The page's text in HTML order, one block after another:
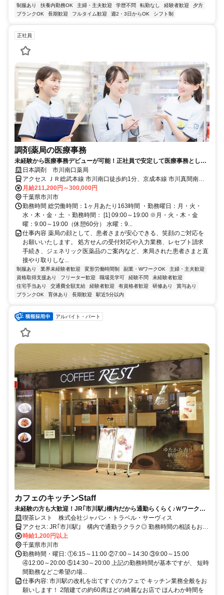
制服あり 扶養内勤務OK 主婦・主夫歓迎 学歴不問 転勤なし 経験者歓迎
夕方
ブランクOK
長期歓迎 フルタイム歓迎 週2・3日からOK シフト制
正社員
調剤薬局の医療事務
未経験から医療事務デビューが可能！正社員で安定して医療事務として
のキャリアを築いていただけます。
日本調剤 市川南口薬局
アクセス ＪＲ総武本線 市川南口徒歩約1分、京成本線 市川真間南口
徒歩約9分、京成本線 国府台徒歩約17分
月給211,200円～300,000円
千葉県市川市
勤務時間 総労働時間：1ヶ月あたり163時間 ・勤務曜日：月・火・
水・木・金・土 ・勤務時間： [1] 09:00～19:00 ※月・火・木・金
曜：9:00～19:00（休憩60分） 水曜：9...
仕事内容 薬局の顔として、患者さまが安心できる、笑顔のご対応を
お願いいたします。 処方せんの受付対応や入力業務、レセプト請求
手続き、ジェネリック医薬品のご案内など、来局された患者さまと直
接やり取りしな...
制服あり 業界未経験者歓迎 変形労働時間制 副業・WワークOK
主婦・主夫歓迎
資格取得支援あり
フリーター歓迎 職場見学可 経験不問
未経験者歓迎
住宅手当あり
交通費全額支給 経験者歓迎 有資格者歓迎 研修あり
賞与あり
ブランクOK
育休あり 長期歓迎 駅近5分以内
アルバイト・パート
カフェのキッチンStaff
未経験の方も大歓迎！JR｢市川駅｣構内だから通勤らくらく♪Ｗワークも
OKです◎
喫茶レスト 株式会社ジャパン・トラベル・サーヴィス
アクセス: JR｢市川駅｣ 構内で通勤ラクラク◎ 勤務時間の相談もお気
軽に！
時給1,200円以上
千葉県市川市
勤務時間・曜日: ①6:15～11:00 ②7:00～14:30 ③9:00～15:00
④12:00～20:00 ⑤14:30～20:00 上記の勤務時間が基本ですが、 短時
間勤務などご希望の場...
仕事内容: 市川駅の改札を出てすぐのカフェで キッチン業務全般をお
願いします！ 2階建ての約60席ほどの綺麗なお店で ほんわか時間を